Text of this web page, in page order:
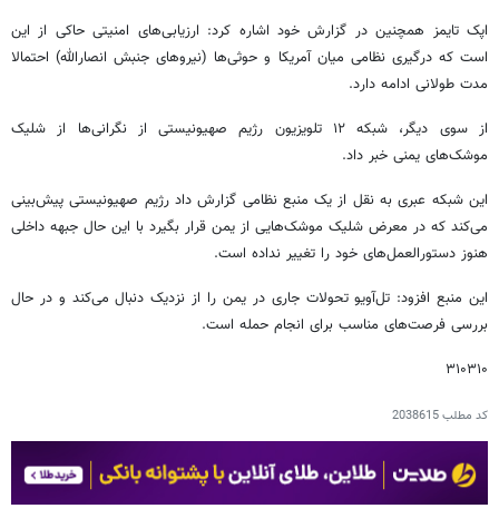
اپک تایمز همچنین در گزارش خود اشاره کرد: ارزیابی‌های امنیتی حاکی از این
است که درگیری نظامی میان آمریکا و حوثی‌ها (نیروهای جنبش انصارالله) احتمالا
مدت طولانی ادامه دارد.
از سوی دیگر، شبکه ۱۲ تلویزیون رژیم صهیونیستی از نگرانی‌ها از شلیک
موشک‌های یمنی خبر داد.
این شبکه عبری به نقل از یک منبع نظامی گزارش داد رژیم صهیونیستی پیش‌بینی
می‌کند که در معرض شلیک موشک‌هایی از یمن قرار بگیرد با این حال جبهه داخلی
هنوز دستورالعمل‌های خود را تغییر نداده است.
این منبع افزود: تل‌آویو تحولات جاری در یمن را از نزدیک دنبال می‌کند و در حال
بررسی فرصت‌های مناسب برای انجام حمله است.
۳۱۰۳۱۰
کد مطلب2038615